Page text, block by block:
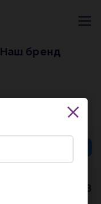
Наш бренд
8 (800) 5000-338